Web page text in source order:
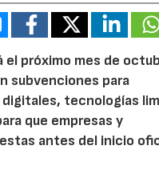
el próximo mes de
subvenciones para
tecnologías
que empresas y
antes del inicio